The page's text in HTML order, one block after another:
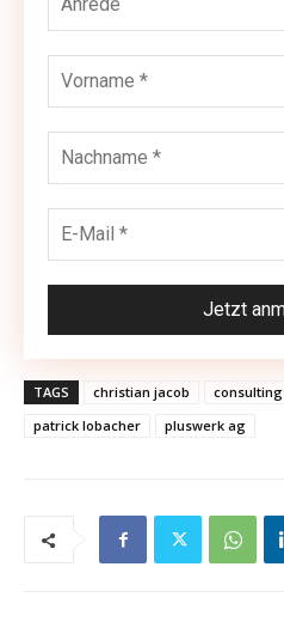
TAGS christian jacob consulting
patrick lobacher
pluswerk ag